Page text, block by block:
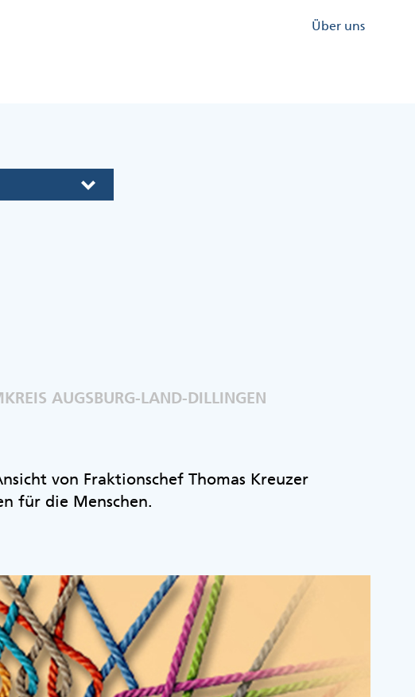
Kopfzeile
Über uns
AUGSBURG-LAND-DILLINGEN
von Fraktionschef Thomas Kreuzer
für die Menschen.